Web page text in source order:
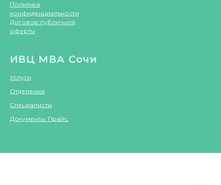
Политика
конфиденциальности
Договор публичной
оферты
ИВЦ МВА Сочи
Услуги
Отделения
Специалисты
Документы. Прайс.